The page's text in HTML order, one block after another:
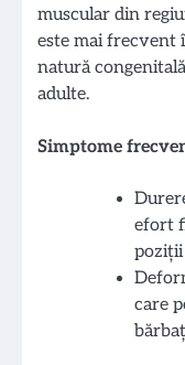
muscular din
este mai frecvent
natură
adulte.
Simptome
efort
poziții
care